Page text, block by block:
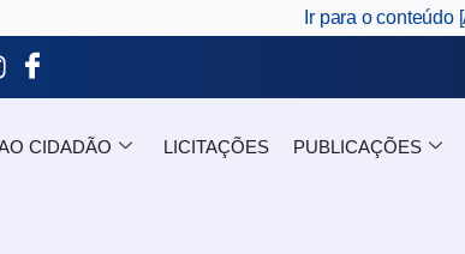
Ir para o conteúdo
CIDADÃO LICITAÇÕES PUBLICAÇÕES